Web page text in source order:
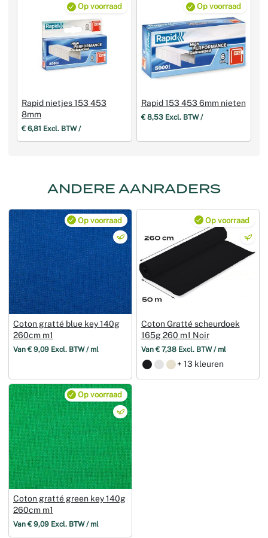
Op voorraad
Rapid nietjes 153 453
8mm
€ 6,81 Excl. BTW /
Op voorraad
Rapid 153 453 6mm nieten
€ 8,53 Excl. BTW /
ANDERE AANRADERS
Op voorraad
Coton gratté blue key 140g
260cm m1
Van € 9,09 Excl. BTW / ml
Op voorraad
Coton Gratté scheurdoek
165g 260 m1 Noir
Van € 7,38 Excl. BTW / ml
+ 13 kleuren
Op voorraad
Coton gratté green key 140g
260cm m1
Van € 9,09 Excl. BTW / ml